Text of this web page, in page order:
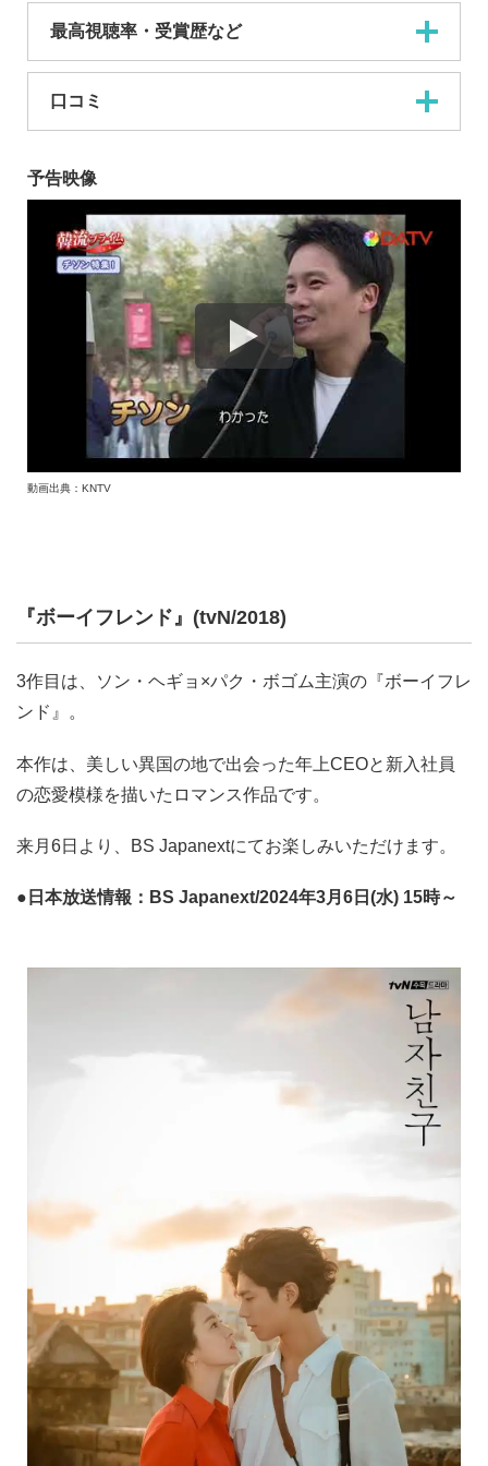
最高視聴率・受賞歴など
口コミ
予告映像
動画出典：KNTV
『ボーイフレンド』(tvN/2018)
3作目は、ソン・ヘギョ×パク・ボゴム主演の『ボーイフレ
ンド』。
本作は、美しい異国の地で出会った年上CEOと新入社員
の恋愛模様を描いたロマンス作品です。
来月6日より、BS Japanextにてお楽しみいただけます。
●日本放送情報：BS Japanext/2024年3月6日(水) 15時～